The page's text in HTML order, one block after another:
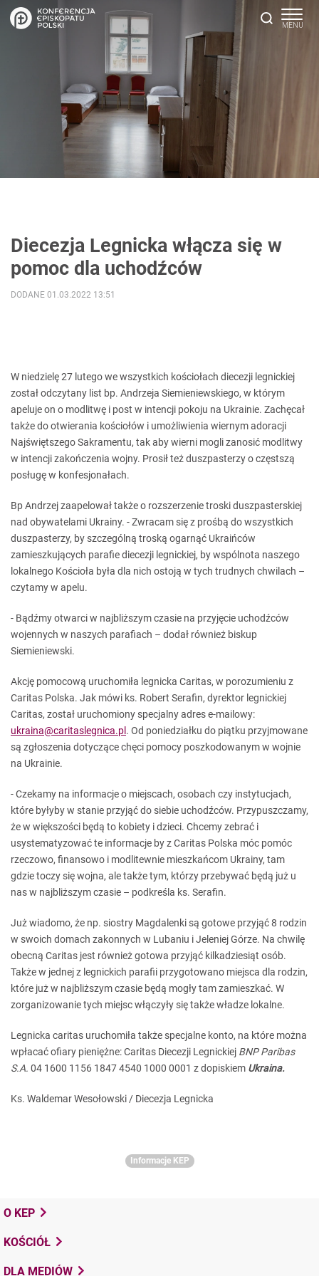
Diecezja Legnicka włącza się w
pomoc dla uchodźców
DODANE 01.03.2022 13:51
W niedzielę 27 lutego we wszystkich kościołach diecezji legnickiej
został odczytany list bp. Andrzeja Siemieniewskiego, w którym
apeluje on o modlitwę i post w intencji pokoju na Ukrainie. Zachęcał
także do otwierania kościołów i umożliwienia wiernym adoracji
Najświętszego Sakramentu, tak aby wierni mogli zanosić modlitwy
w intencji zakończenia wojny. Prosił też duszpasterzy o częstszą
posługę w konfesjonałach.
Bp Andrzej zaapelował także o rozszerzenie troski duszpasterskiej
nad obywatelami Ukrainy. - Zwracam się z prośbą do wszystkich
duszpasterzy, by szczególną troską ogarnąć Ukraińców
zamieszkujących parafie diecezji legnickiej, by wspólnota naszego
lokalnego Kościoła była dla nich ostoją w tych trudnych chwilach –
czytamy w apelu.
- Bądźmy otwarci w najbliższym czasie na przyjęcie uchodźców
wojennych w naszych parafiach – dodał również biskup
Siemieniewski.
Akcję pomocową uruchomiła legnicka Caritas, w porozumieniu z
Caritas Polska. Jak mówi ks. Robert Serafin, dyrektor legnickiej
Caritas, został uruchomiony specjalny adres e-mailowy:
ukraina@caritaslegnica.pl . Od poniedziałku do piątku przyjmowane
są zgłoszenia dotyczące chęci pomocy poszkodowanym w wojnie
na Ukrainie.
- Czekamy na informacje o miejscach, osobach czy instytucjach,
które byłyby w stanie przyjąć do siebie uchodźców. Przypuszczamy,
że w większości będą to kobiety i dzieci. Chcemy zebrać i
usystematyzować te informacje by z Caritas Polska móc pomóc
rzeczowo, finansowo i modlitewnie mieszkańcom Ukrainy, tam
gdzie toczy się wojna, ale także tym, którzy przebywać będą już u
nas w najbliższym czasie – podkreśla ks. Serafin.
Już wiadomo, że np. siostry Magdalenki są gotowe przyjąć 8 rodzin
w swoich domach zakonnych w Lubaniu i Jeleniej Górze. Na chwilę
obecną Caritas jest również gotowa przyjąć kilkadziesiąt osób.
Także w jednej z legnickich parafii przygotowano miejsca dla rodzin,
które już w najbliższym czasie będą mogły tam zamieszkać. W
zorganizowanie tych miejsc włączyły się także władze lokalne.
Legnicka caritas uruchomiła także specjalne konto, na które można
wpłacać ofiary pieniężne: Caritas Diecezji Legnickiej BNP Paribas
S.A. 04 1600 1156 1847 4540 1000 0001 z dopiskiem Ukraina.
Ks. Waldemar Wesołowski / Diecezja Legnicka
Informacje KEP
O KEP
KOŚCIÓŁ
DLA MEDIÓW